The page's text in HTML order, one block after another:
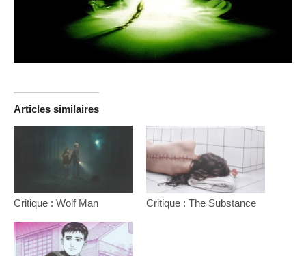
Articles similaires
Critique : Wolf Man Critique : The Substance